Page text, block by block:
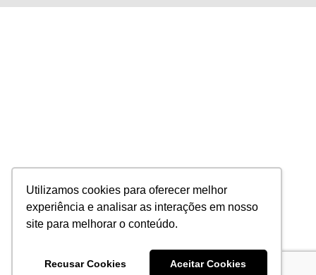
Utilizamos cookies para oferecer melhor
experiência e analisar as interações em nosso
site para melhorar o conteúdo.
Recusar Cookies Aceitar Cookies